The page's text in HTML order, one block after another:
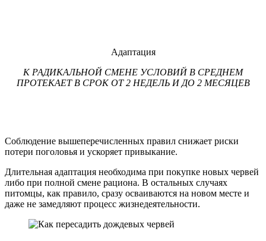
Адаптация
К РАДИКАЛЬНОЙ СМЕНЕ УСЛОВИЙ В СРЕДНЕМ
ПРОТЕКАЕТ В СРОК ОТ 2 НЕДЕЛЬ И ДО 2 МЕСЯЦЕВ
Соблюдение вышеперечисленных правил снижает риски
потери поголовья и ускоряет привыкание.
Длительная адаптация необходима при покупке новых червей
либо при полной смене рациона. В остальных случаях
питомцы, как правило, сразу осваиваются на новом месте и
даже не замедляют процесс жизнедеятельности.